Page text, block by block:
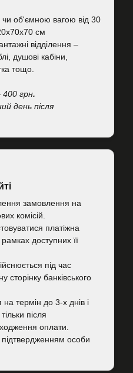
об'ємною вагою від 30
см
відділення –
душові кабіни,
тощо.
400 грн.
день після
замовлення на
комісій.
платіжна
доступних її
під час
сторінку банківського
термін до 3-х днів і
після
оплати.
особи